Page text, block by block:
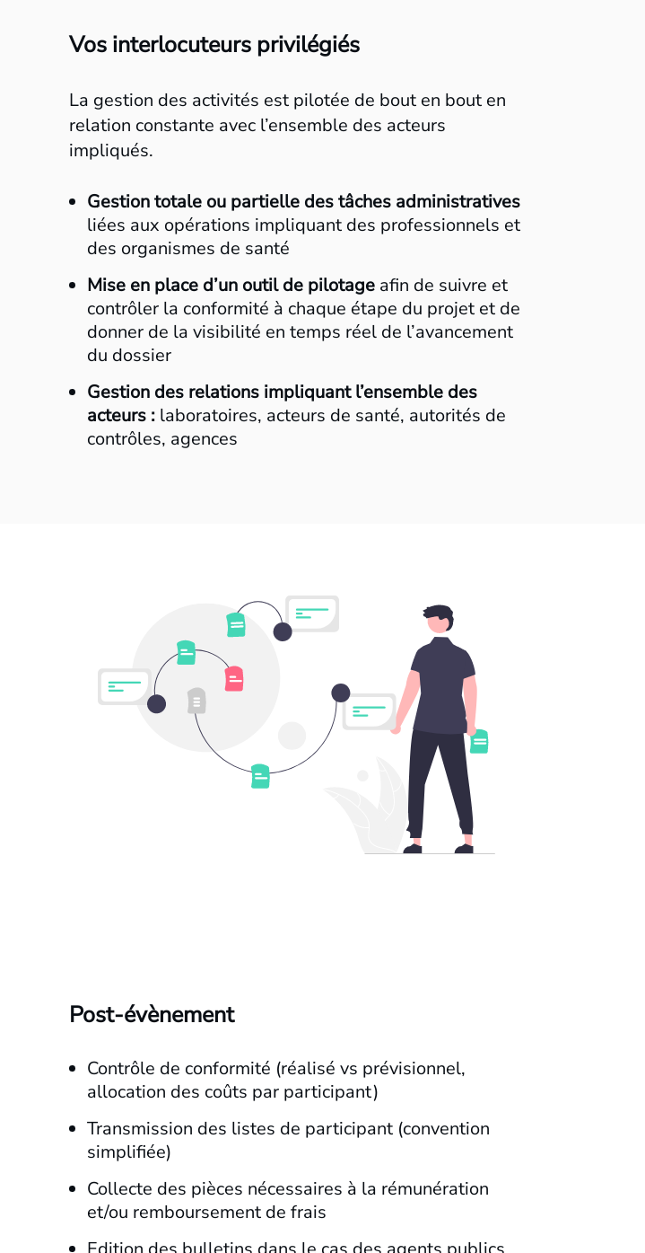
Vos interlocuteurs privilégiés
La gestion des activités est pilotée de bout en bout en
relation constante avec l’ensemble des acteurs
impliqués.
Gestion totale ou partielle des tâches administratives
liées aux opérations impliquant des professionnels et
des organismes de santé
Mise en place d’un outil de pilotageafin de suivre et
contrôler la conformité à chaque étape du projet et de
donner de la visibilité en temps réel de l’avancement
du dossier
Gestion des relations impliquant l’ensemble des
acteurs :laboratoires, acteurs de santé, autorités de
contrôles, agences
Post-évènement
Contrôle de conformité (réalisé vs prévisionnel,
allocation des coûts par participant)
Transmission des listes de participant (convention
simplifiée)
Collecte des pièces nécessaires à la rémunération
et/ou remboursement de frais